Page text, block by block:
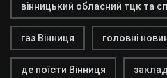
вінницький обласний тцк та сп
газ Вінниця головні
де поїсти Вінниця